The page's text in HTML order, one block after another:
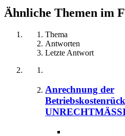
Ähnliche Themen im
Thema
Antworten
Letzte Antwort
Anrechnung der